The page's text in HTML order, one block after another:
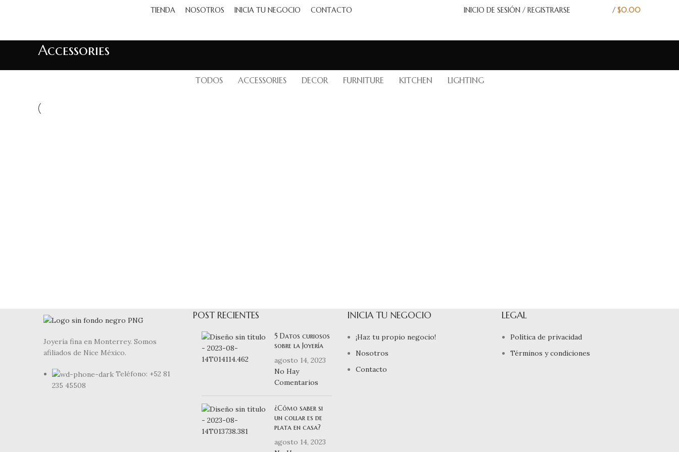
TIENDA NOSOTROS INICIA TU NEGOCIO CONTACTO INICIO DE SESIÓN / REGISTRARSE / $0.00
Accessories
TODOS ACCESSORIES DECOR FURNITURE KITCHEN LIGHTING
Joyería fina en Monterrey. Somos
afiliados de Nice México.
Teléfono: +52 81
235 45508
POST RECIENTES
5 Datos curiosos
sobre la Joyería
agosto 14, 2023
No Hay
Comentarios
¿Cómo saber si
un collar es de
plata en casa?
agosto 14, 2023
INICIA TU NEGOCIO
¡Haz tu propio negocio!
Nosotros
Contacto
LEGAL
Política de privacidad
Términos y condiciones